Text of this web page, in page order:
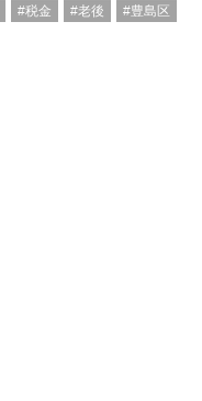
#税金 #老後
#豊島区